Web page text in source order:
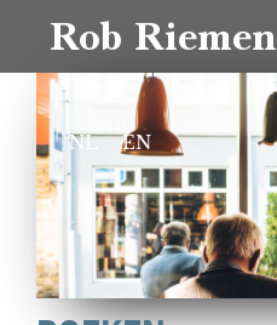
Rob Riemen
NL EN